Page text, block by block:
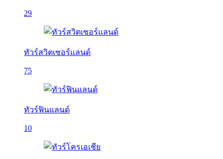
29
ทัวร์สวิตเซอร์แลนด์
75
ทัวร์ฟินแลนด์
10